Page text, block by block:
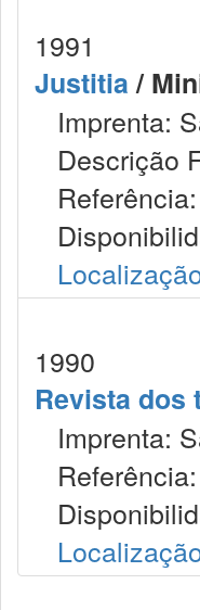
1991
Justitia/
Imprenta:
Descrição
1990
Revista dos
Imprenta: